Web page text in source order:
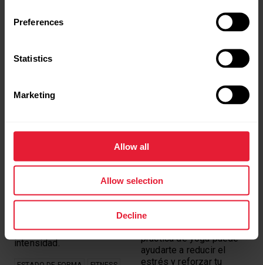
Preferences
Statistics
Marketing
Allow all
Allow selection
Decline
de forma efectiva.
SUEÑO Y RECUPERACIÓN
8 EJERCICIOS DE BAJO
LOS NIVELES
Prueba estos ejercicios
de bajo impacto (sin
materiales. Tú regulas la
intensidad.
¿NECESITAS REFORZAR
INMUNITARIO? PRUEBA
REDUCIR EL ESTRÉS
¿Quieres mejorar tu salud
física y mental?
Descubre cómo la
práctica de yoga puede
ayudarte a reducir el
estrés y reforzar tu